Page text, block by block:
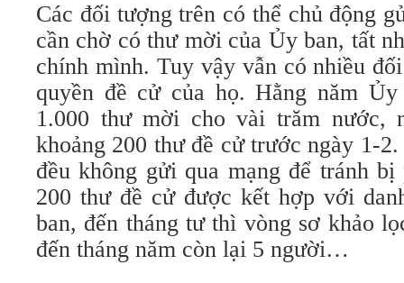
Các đối tượng trên có thể chủ động
cần chờ có thư mời của Ủy ban, tất
chính mình. Tuy vậy vẫn có nhiều
quyền đề cử của họ. Hằng năm
1.000 thư mời cho vài trăm nước,
khoảng 200 thư đề cử trước ngày 1-
đều không gửi qua mạng để tránh
200 thư đề cử được kết hợp với
ban, đến tháng tư thì vòng sơ khảo
đến tháng năm còn lại 5 người…